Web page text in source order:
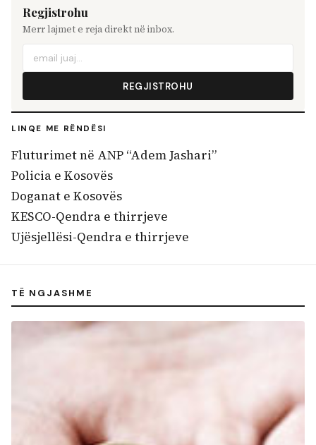
Regjistrohu
Merr lajmet e reja direkt në inbox.
REGJISTROHU
LINQE ME RËNDËSI
Fluturimet në ANP “Adem Jashari”
Policia e Kosovës
Doganat e Kosovës
KESCO-Qendra e thirrjeve
Ujësjellësi-Qendra e thirrjeve
TË NGJASHME